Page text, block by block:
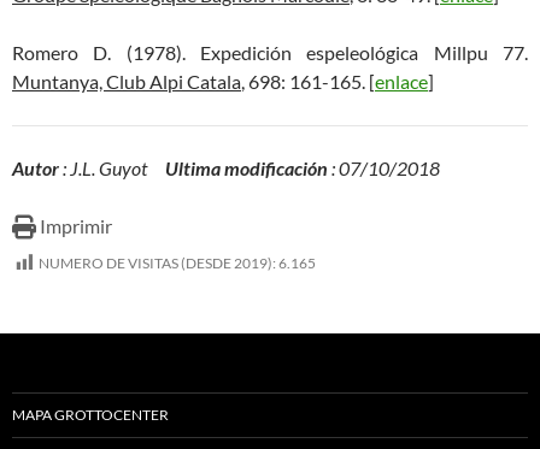
Romero D. (1978). Expedición espeleológica Millpu 77.
Muntanya, Club Alpi Catala, 698: 161-165. [enlace]
Autor: J.L. Guyot Ultima modificación : 07/10/2018
Imprimir
NUMERO DE VISITAS (DESDE 2019): 6.165
MAPA GROTTOCENTER